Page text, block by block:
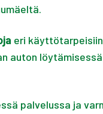
eri
auton
palvelussa ja